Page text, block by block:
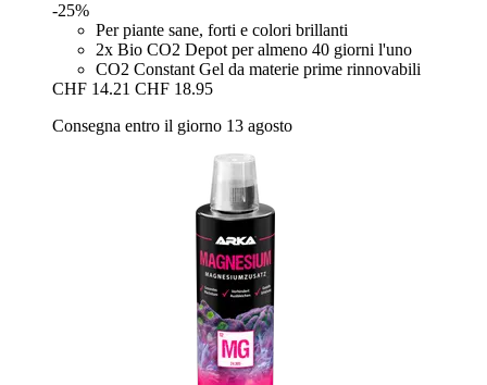
-25%
Per piante sane, forti e colori brillanti
2x Bio CO2 Depot per almeno 40 giorni l'uno
CO2 Constant Gel da materie prime rinnovabili
CHF 14.21 CHF 18.95
Consegna entro il giorno 13 agosto